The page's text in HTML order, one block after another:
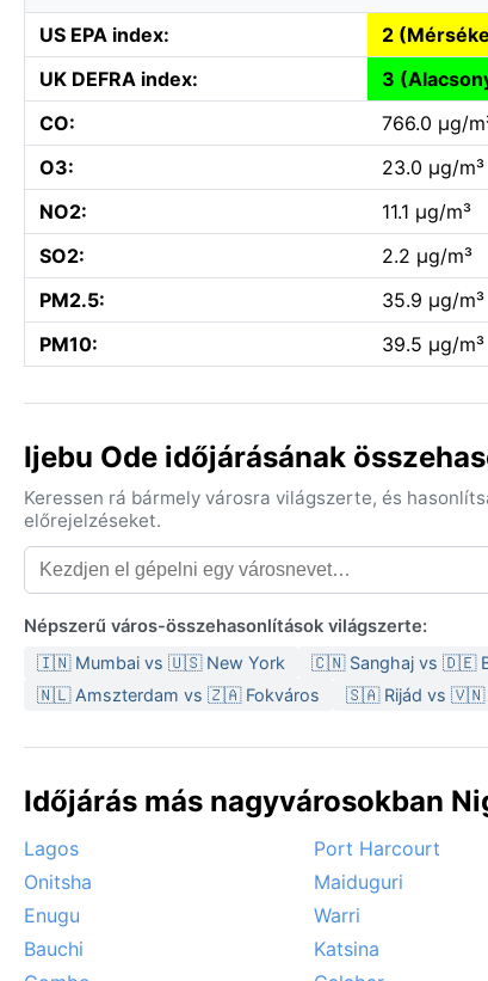
US EPA index:
2
UK DEFRA index:
3
CO:
766.0 µg/
O3:
23.0 µg/m³
NO2:
11.1 µg/m³
SO2:
2.2 µg/m³
PM2.5:
35.9 µg/m³
PM10:
39.5 µg/m³
Ijebu Ode időjárásának
Keressen rá bármely városra világszerte, és
előrejelzéseket.
Népszerű város-összehasonlítások világszerte:
🇮🇳 Mumbai vs 🇺🇸 New York 🇨🇳 Sanghaj vs 🇩🇪
🇳🇱 Amszterdam vs 🇿🇦 Fokváros
🇸🇦 Rijád vs 🇻🇳
Időjárás más nagyvárosokban
Lagos Port Harcourt
Onitsha
Maiduguri
Enugu
Warri
Bauchi
Katsina